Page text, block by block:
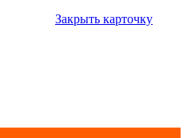
Закрыть карточку